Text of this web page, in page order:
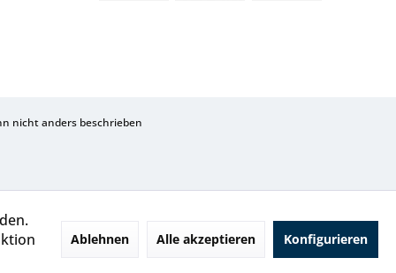
nicht anders beschrieben
Ablehnen Alle akzeptieren Konfigurieren